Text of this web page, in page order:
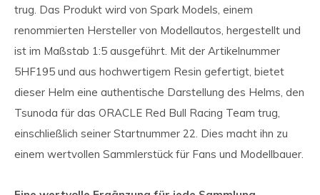
trug. Das Produkt wird von Spark Models, einem
renommierten Hersteller von Modellautos, hergestellt und
ist im Maßstab 1:5 ausgeführt. Mit der Artikelnummer
5HF195 und aus hochwertigem Resin gefertigt, bietet
dieser Helm eine authentische Darstellung des Helms, den
Tsunoda für das ORACLE Red Bull Racing Team trug,
einschließlich seiner Startnummer 22. Dies macht ihn zu
einem wertvollen Sammlerstück für Fans und Modellbauer.